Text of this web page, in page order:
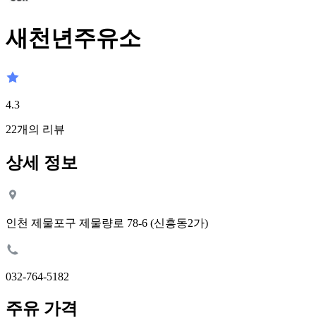
새천년주유소
4.3
22개의 리뷰
상세 정보
인천 제물포구 제물량로 78-6 (신흥동2가)
032-764-5182
주유 가격